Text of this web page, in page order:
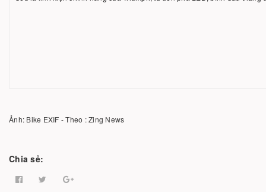
Ảnh: Bike EXIF - Theo : Zing News
Chia sẻ: